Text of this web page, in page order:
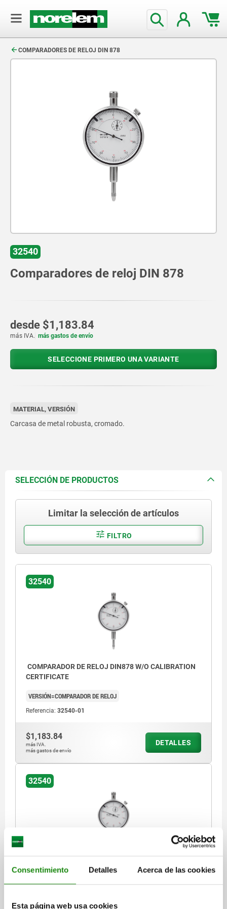
Consentimiento Detalles Acerca de las cookies
Esta página web usa cookies
COMPARADORES DE RELOJ DIN 878
32540
Comparadores de reloj DIN 878
desde $1,183.84
más IVA. más gastos de envío
SELECCIONE PRIMERO UNA VARIANTE
MATERIAL, VERSIÓN
Carcasa de metal robusta, cromado.
SELECCIÓN DE PRODUCTOS
Limitar la selección de artículos
FILTRO
32540
COMPARADOR DE RELOJ DIN878 W/O CALIBRATION
CERTIFICATE
VERSIÓN=COMPARADOR DE RELOJ
Referencia: 32540-01
$1,183.84
más IVA.
más gastos de envío
DETALLES
32540
COMPARADOR DE RELOJ DIN878 CON CERTIFICADO
CALIBRACIÓN